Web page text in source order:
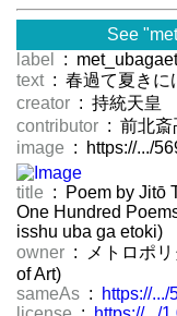
See
label
:
text : 春過て夏きに
creator : 持統天皇
contributor : 前北斎
image : https://.../
title : Poem by Jitō
One Hundred
isshu uba ga etoki)
owner : メトロポリ
of Art)
sameAs :
https://.../